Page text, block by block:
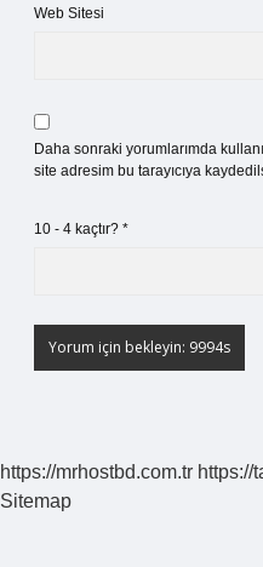
Web Sitesi
Daha sonraki yorumlarımda
site adresim bu tarayıcıya
10 - 4 kaçtır? *
https://mrhostbd.com.tr https://
Sitemap